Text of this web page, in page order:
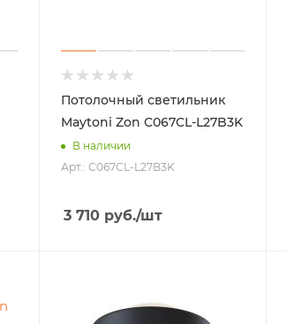
Потолочный светильник
Maytoni Zon C067CL-L27B3K
В наличии
Арт.: C067CL-L27B3K
3 710 руб./шт